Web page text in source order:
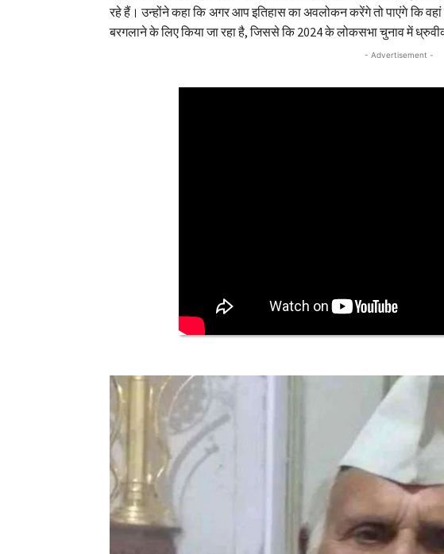
रहे हैं। उन्होंने कहा कि अगर आप इतिहास का अवलोकन करेंगे तो पाएंगे कि
बरगलाने के लिए किया जा रहा है, जिससे कि 2024 के लोकसभा चुनाव में
- Advertisement -